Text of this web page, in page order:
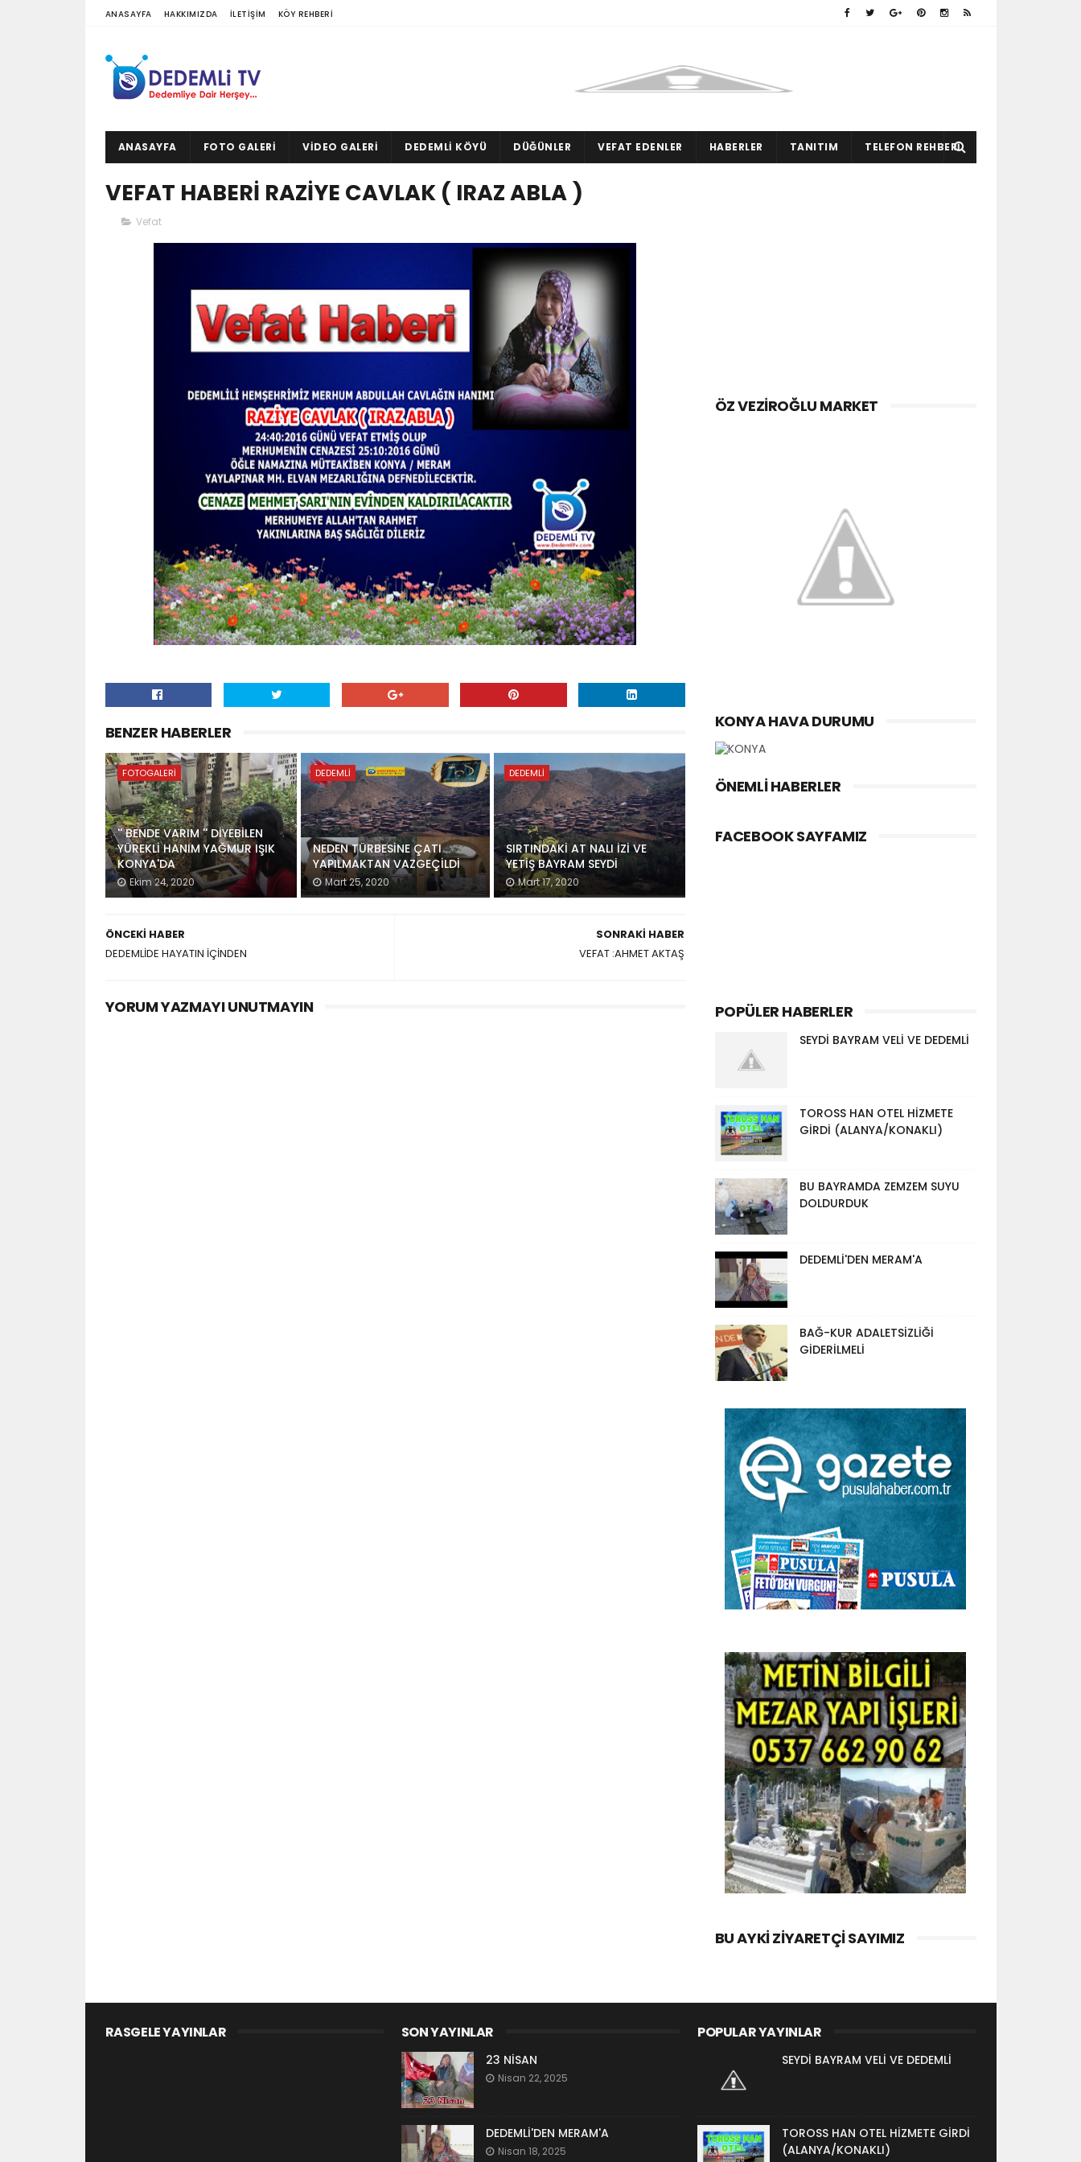
ANASAYFA HAKKIMIZDA İLETIŞIM KÖY REHBERI
ANASAYFA FOTO GALERI VIDEO GALERI DEDEMLI KÖYÜ DÜĞÜNLER VEFAT EDENLER HABERLER TANITIM TELEFON REHBERI
VEFAT HABERİ RAZİYE CAVLAK ( IRAZ ABLA )
Vefat
BENZER HABERLER
FOTOGALERI
'' BENDE VARIM '' DİYEBİLEN
YÜREKLİ HANIM YAĞMUR IŞIK
KONYA'DA
Ekim 24, 2020
DEDEMLI
NEDEN TÜRBESİNE ÇATI
YAPILMAKTAN VAZGEÇİLDİ
Mart 25, 2020
DEDEMLI
SIRTINDAKİ AT NALI İZİ VE
YETİŞ BAYRAM SEYDİ
Mart 17, 2020
SONRAKI HABER
VEFAT :AHMET AKTAŞ
ÖNCEKI HABER
DEDEMLİDE HAYATIN İÇİNDEN
YORUM YAZMAYI UNUTMAYIN
ÖZ VEZIROĞLU MARKET
KONYA HAVA DURUMU
ÖNEMLI HABERLER
FACEBOOK SAYFAMIZ
POPÜLER HABERLER
SEYDİ BAYRAM VELİ VE DEDEMLİ
TOROSS HAN OTEL HİZMETE
GİRDİ (ALANYA/KONAKLI)
BU BAYRAMDA ZEMZEM SUYU
DOLDURDUK
DEDEMLİ'DEN MERAM'A
BAĞ-KUR ADALETSİZLİĞİ
GİDERİLMELİ
BU AYKI ZIYARETÇI SAYIMIZ
RASGELE YAYINLAR SON YAYINLAR
23 NİSAN
Nisan 22, 2025
DEDEMLİ'DEN MERAM'A
Nisan 18, 2025
POPULAR YAYINLAR
SEYDİ BAYRAM VELİ VE DEDEMLİ
TOROSS HAN OTEL HİZMETE GİRDİ
(ALANYA/KONAKLI)